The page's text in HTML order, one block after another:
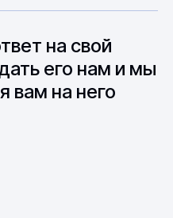
и
на свой
его нам и мы
вам на него